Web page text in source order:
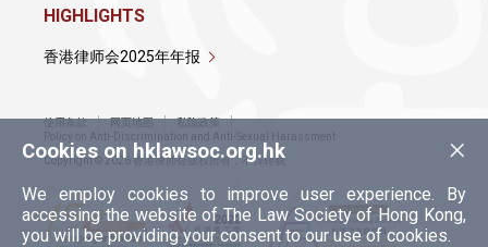
×
Cookies on hklawsoc.org.hk
We employ cookies to improve user experience. By
accessing the website of The Law Society of Hong Kong,
you will be providing your consent to our use of cookies.
HIGHLIGHTS
香港律师会2025年年报
使用条款 网页地图
私隐政策
Policy on Anti-Discrimination and Anti-Sexual Harassment
Copyright © 2026 香港律师会版权所有，不得转载